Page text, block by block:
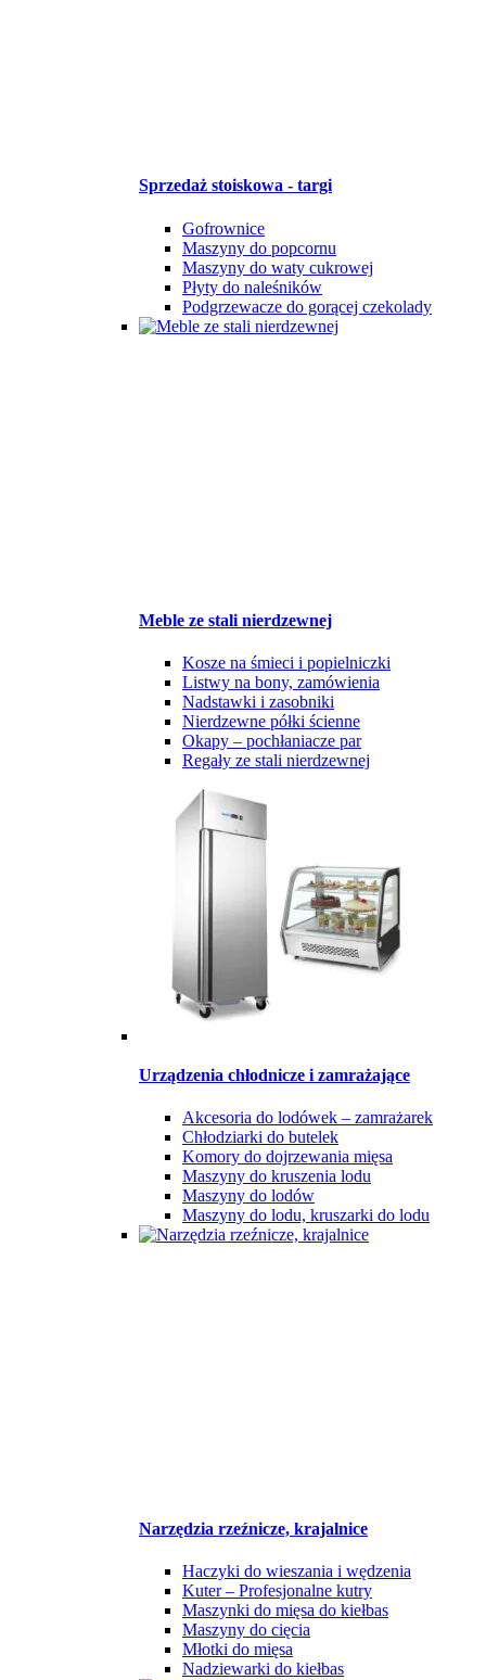
Sprzedaż stoiskowa - targi
Gofrownice
Maszyny do popcornu
Maszyny do waty cukrowej
Płyty do naleśników
Podgrzewacze do gorącej czekolady
Meble ze stali nierdzewnej
Kosze na śmieci i popielniczki
Listwy na bony, zamówienia
Nadstawki i zasobniki
Nierdzewne półki ścienne
Okapy – pochłaniacze par
Regały ze stali nierdzewnej
Urządzenia chłodnicze i zamrażające
Akcesoria do lodówek – zamrażarek
Chłodziarki do butelek
Komory do dojrzewania mięsa
Maszyny do kruszenia lodu
Maszyny do lodów
Maszyny do lodu, kruszarki do lodu
Narzędzia rzeźnicze, krajalnice
Haczyki do wieszania i wędzenia
Kuter – Profesjonalne kutry
Maszynki do mięsa do kiełbas
Maszyny do cięcia
Młotki do mięsa
Nadziewarki do kiełbas